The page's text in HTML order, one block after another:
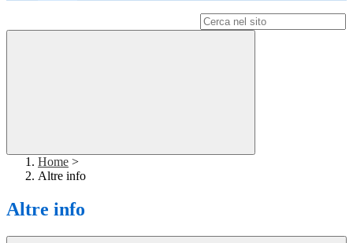
Home >
Altre info
Altre info